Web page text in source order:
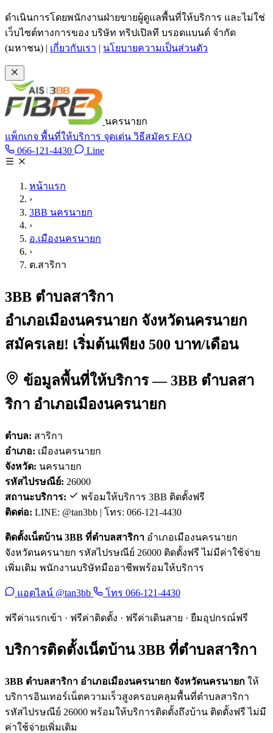
ข้ามไปเนื้อหาหลัก
ดำเนินการโดยพนักงานฝ่ายขายผู้ดูแลพื้นที่ให้บริการ และไม่ใช่
เว็บไซต์ทางการของ บริษัท ทริปเปิลที บรอดแบนด์ จำกัด
(มหาชน) | เกี่ยวกับเรา | นโยบายความเป็นส่วนตัว
นครนายก
แพ็กเกจ พื้นที่ให้บริการ จุดเด่น วิธีสมัคร FAQ
066-121-4430 โทร 066-121-4430
LineLine @tan3bb
หน้าแรก
›
3BB นครนายก
›
อ.เมืองนครนายก
›
ต.สาริกา
3BB ตำบลสาริกา
อำเภอเมืองนครนายก จังหวัดนครนายก
สมัครเลย! เริ่มต้นเพียง 500 บาท/เดือน
ข้อมูลพื้นที่ให้บริการ — 3BB ตำบลสา
ริกา อำเภอเมืองนครนายก
ตำบล: สาริกา
อำเภอ: เมืองนครนายก
จังหวัด: นครนายก
รหัสไปรษณีย์: 26000
สถานะบริการ:
พร้อมให้บริการ 3BB ติดตั้งฟรี
ติดต่อ: LINE: @tan3bb | โทร: 066-121-4430
ติดตั้งเน็ตบ้าน 3BB ที่ตำบลสาริกา อำเภอเมืองนครนายก
จังหวัดนครนายก รหัสไปรษณีย์ 26000 ติดตั้งฟรี ไม่มีค่าใช้จ่าย
เพิ่มเติม พนักงานบริษัทมืออาชีพพร้อมให้บริการ
แอดไลน์ @tan3bb โทร 066-121-4430
ฟรีค่าแรกเข้า · ฟรีค่าติดตั้ง · ฟรีค่าเดินสาย · ยืมอุปกรณ์ฟรี
บริการติดตั้งเน็ตบ้าน 3BB ที่ตำบลสาริกา
3BB ตำบลสาริกา อำเภอเมืองนครนายก จังหวัดนครนายก ให้
บริการอินเทอร์เน็ตความเร็วสูงครอบคลุมพื้นที่ตำบลสาริกา
รหัสไปรษณีย์ 26000 พร้อมให้บริการติดตั้งถึงบ้าน ติดตั้งฟรี ไม่มี
ค่าใช้จ่ายเพิ่มเติม